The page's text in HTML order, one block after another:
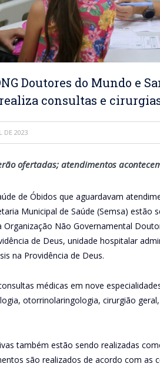
Doutores do Mundo e
consultas e
DE 2023
ofertadas; atendimentos
de Óbidos que aguardavam
Municipal de Saúde (Semsa) estão
Organização Não Governamental
de Deus, unidade hospitalar
na Providência de Deus.
médicas em nove
otorrinolaringologia, cirurgião
também estão sendo realizadas
são realizados de acordo com as